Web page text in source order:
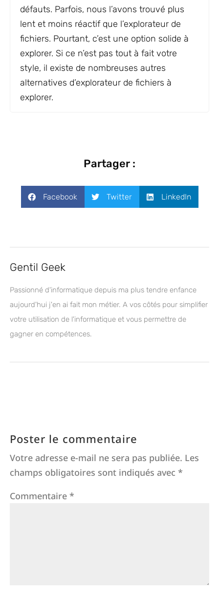
défauts. Parfois, nous l’avons trouvé plus
lent et moins réactif que l’explorateur de
fichiers. Pourtant, c’est une option solide à
explorer. Si ce n’est pas tout à fait votre
style, il existe de nombreuses autres
alternatives d’explorateur de fichiers à
explorer.
Partager :
Facebook Twitter LinkedIn
Gentil Geek
Passionné d'informatique depuis ma plus tendre enfance
aujourd'hui j'en ai fait mon métier. A vos côtés pour simplifier
votre utilisation de l'informatique et vous permettre de
gagner en compétences.
Poster le commentaire
Votre adresse e-mail ne sera pas publiée. Les
champs obligatoires sont indiqués avec *
Commentaire *